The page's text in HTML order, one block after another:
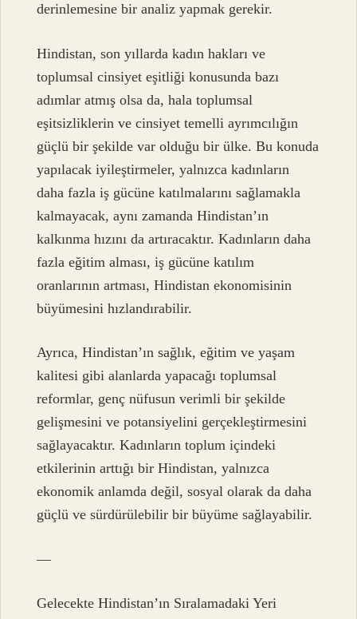
derinlemesine bir analiz yapmak gerekir.
Hindistan, son yıllarda kadın hakları ve
toplumsal cinsiyet eşitliği konusunda bazı
adımlar atmış olsa da, hala toplumsal
eşitsizliklerin ve cinsiyet temelli ayrımcılığın
güçlü bir şekilde var olduğu bir ülke. Bu konuda
yapılacak iyileştirmeler, yalnızca kadınların
daha fazla iş gücüne katılmalarını sağlamakla
kalmayacak, aynı zamanda Hindistan’ın
kalkınma hızını da artıracaktır. Kadınların daha
fazla eğitim alması, iş gücüne katılım
oranlarının artması, Hindistan ekonomisinin
büyümesini hızlandırabilir.
Ayrıca, Hindistan’ın sağlık, eğitim ve yaşam
kalitesi gibi alanlarda yapacağı toplumsal
reformlar, genç nüfusun verimli bir şekilde
gelişmesini ve potansiyelini gerçekleştirmesini
sağlayacaktır. Kadınların toplum içindeki
etkilerinin arttığı bir Hindistan, yalnızca
ekonomik anlamda değil, sosyal olarak da daha
güçlü ve sürdürülebilir bir büyüme sağlayabilir.
—
Gelecekte Hindistan’ın Sıralamadaki Yeri